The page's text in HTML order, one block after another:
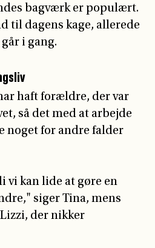
bagværk er populært.
til dagens kage, allerede
i gang.
haft forældre, der var
så det med at arbejde
noget for andre falder
vi kan lide at gøre en
siger Tina, mens
der nikker